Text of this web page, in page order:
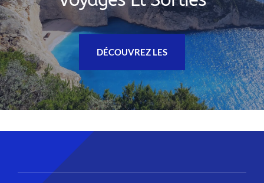
DÉCOUVREZ LES